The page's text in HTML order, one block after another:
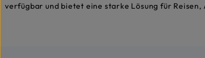
verfügbar und bietet eine starke Lösung für